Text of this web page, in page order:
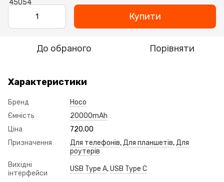
Купити
До обраного Порівняти
Характеристики
Бренд
Hoco
Ємність
20000mAh
Ціна
720.00
Призначення
Для телефонів,Для планшетів,Для
роутерів
Вихідні
інтерфейси
USB Type A,USB Type C